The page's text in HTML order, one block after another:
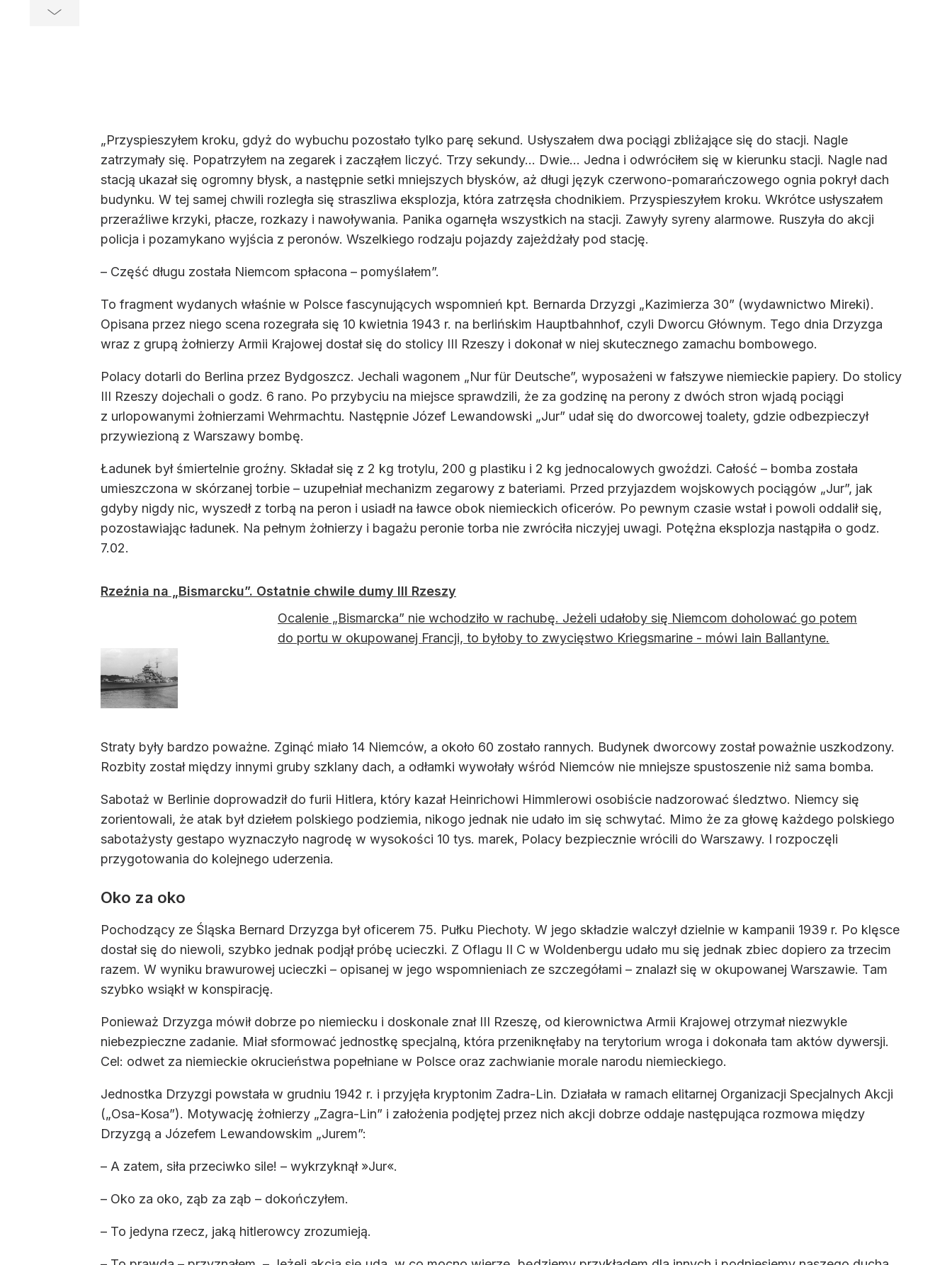
„Przyspieszyłem kroku, gdyż do wybuchu pozostało tylko parę sekund. Usłyszałem dwa pociągi zbliżające się do stacji. Nagle
zatrzymały się. Popatrzyłem na zegarek i zacząłem liczyć. Trzy sekundy… Dwie… Jedna i odwróciłem się w kierunku stacji. Nagle nad
stacją ukazał się ogromny błysk, a następnie setki mniejszych błysków, aż długi język czerwono-pomarańczowego ognia pokrył dach
budynku. W tej samej chwili rozległa się straszliwa eksplozja, która zatrzęsła chodnikiem. Przyspieszyłem kroku. Wkrótce usłyszałem
przeraźliwe krzyki, płacze, rozkazy i nawoływania. Panika ogarnęła wszystkich na stacji. Zawyły syreny alarmowe. Ruszyła do akcji
policja i pozamykano wyjścia z peronów. Wszelkiego rodzaju pojazdy zajeżdżały pod stację.
– Część długu została Niemcom spłacona – pomyślałem”.
To fragment wydanych właśnie w Polsce fascynujących wspomnień kpt. Bernarda Drzyzgi „Kazimierza 30” (wydawnictwo Mireki).
Opisana przez niego scena rozegrała się 10 kwietnia 1943 r. na berlińskim Hauptbahnhof, czyli Dworcu Głównym. Tego dnia Drzyzga
wraz z grupą żołnierzy Armii Krajowej dostał się do stolicy III Rzeszy i dokonał w niej skutecznego zamachu bombowego.
Polacy dotarli do Berlina przez Bydgoszcz. Jechali wagonem „Nur für Deutsche”, wyposażeni w fałszywe niemieckie papiery. Do stolicy
III Rzeszy dojechali o godz. 6 rano. Po przybyciu na miejsce sprawdzili, że za godzinę na perony z dwóch stron wjadą pociągi
z urlopowanymi żołnierzami Wehrmachtu. Następnie Józef Lewandowski „Jur” udał się do dworcowej toalety, gdzie odbezpieczył
przywiezioną z Warszawy bombę.
Ładunek był śmiertelnie groźny. Składał się z 2 kg trotylu, 200 g plastiku i 2 kg jednocalowych gwoździ. Całość – bomba została
umieszczona w skórzanej torbie – uzupełniał mechanizm zegarowy z bateriami. Przed przyjazdem wojskowych pociągów „Jur”, jak
gdyby nigdy nic, wyszedł z torbą na peron i usiadł na ławce obok niemieckich oficerów. Po pewnym czasie wstał i powoli oddalił się,
pozostawiając ładunek. Na pełnym żołnierzy i bagażu peronie torba nie zwróciła niczyjej uwagi. Potężna eksplozja nastąpiła o godz.
7.02.
Rzeźnia na „Bismarcku”. Ostatnie chwile dumy III Rzeszy
Ocalenie „Bismarcka” nie wchodziło w rachubę. Jeżeli udałoby się Niemcom doholować go potem
do portu w okupowanej Francji, to byłoby to zwycięstwo Kriegsmarine - mówi Iain Ballantyne.
Straty były bardzo poważne. Zginąć miało 14 Niemców, a około 60 zostało rannych. Budynek dworcowy został poważnie uszkodzony.
Rozbity został między innymi gruby szklany dach, a odłamki wywołały wśród Niemców nie mniejsze spustoszenie niż sama bomba.
Sabotaż w Berlinie doprowadził do furii Hitlera, który kazał Heinrichowi Himmlerowi osobiście nadzorować śledztwo. Niemcy się
zorientowali, że atak był dziełem polskiego podziemia, nikogo jednak nie udało im się schwytać. Mimo że za głowę każdego polskiego
sabotażysty gestapo wyznaczyło nagrodę w wysokości 10 tys. marek, Polacy bezpiecznie wrócili do Warszawy. I rozpoczęli
przygotowania do kolejnego uderzenia.
Oko za oko
Pochodzący ze Śląska Bernard Drzyzga był oficerem 75. Pułku Piechoty. W jego składzie walczył dzielnie w kampanii 1939 r. Po klęsce
dostał się do niewoli, szybko jednak podjął próbę ucieczki. Z Oflagu II C w Woldenbergu udało mu się jednak zbiec dopiero za trzecim
razem. W wyniku brawurowej ucieczki – opisanej w jego wspomnieniach ze szczegółami – znalazł się w okupowanej Warszawie. Tam
szybko wsiąkł w konspirację.
Ponieważ Drzyzga mówił dobrze po niemiecku i doskonale znał III Rzeszę, od kierownictwa Armii Krajowej otrzymał niezwykle
niebezpieczne zadanie. Miał sformować jednostkę specjalną, która przeniknęłaby na terytorium wroga i dokonała tam aktów dywersji.
Cel: odwet za niemieckie okrucieństwa popełniane w Polsce oraz zachwianie morale narodu niemieckiego.
Jednostka Drzyzgi powstała w grudniu 1942 r. i przyjęła kryptonim Zadra-Lin. Działała w ramach elitarnej Organizacji Specjalnych Akcji
(„Osa-Kosa”). Motywację żołnierzy „Zagra-Lin” i założenia podjętej przez nich akcji dobrze oddaje następująca rozmowa między
Drzyzgą a Józefem Lewandowskim „Jurem”:
– A zatem, siła przeciwko sile! – wykrzyknął »Jur«.
– Oko za oko, ząb za ząb – dokończyłem.
– To jedyna rzecz, jaką hitlerowcy zrozumieją.